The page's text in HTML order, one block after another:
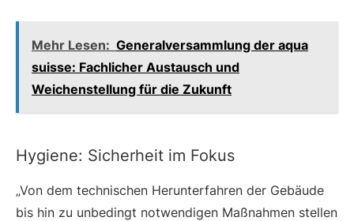
Mehr Lesen: Generalversammlung der aqua
suisse: Fachlicher Austausch und
Weichenstellung für die Zukunft
Hygiene: Sicherheit im Fokus
„Von dem technischen Herunterfahren der Gebäude
bis hin zu unbedingt notwendigen Maßnahmen stellen